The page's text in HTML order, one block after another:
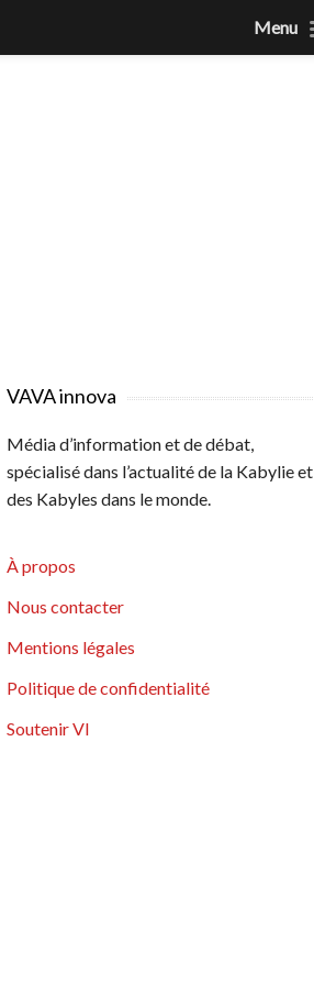
VAVA innova
Média d’information et de débat,
spécialisé dans l’actualité de la Kabylie et
des Kabyles dans le monde.
À propos
Nous contacter
Mentions légales
Politique de confidentialité
Soutenir VI
Menu